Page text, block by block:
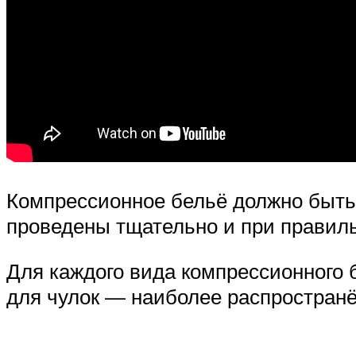
Компрессионное бельё должно
проведены тщательно и при
Для каждого вида
для чулок — наиболее